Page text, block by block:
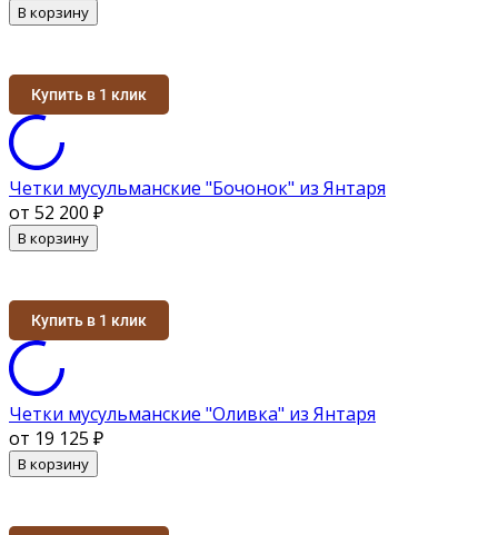
В корзину
Купить в 1 клик
Четки мусульманские "Бочонок" из Янтаря
от 52 200 ₽
В корзину
Купить в 1 клик
Четки мусульманские "Оливка" из Янтаря
от 19 125 ₽
В корзину